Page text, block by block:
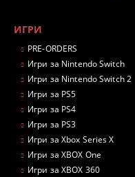
ИГРИ
PRE-ORDERS
Игри за Nintendo Switch
Игри за Nintendo Switch 2
Игри за PS5
Игри за PS4
Игри за PS3
Игри за Xbox Series X
Игри за XBOX One
Игри за XBOX 360